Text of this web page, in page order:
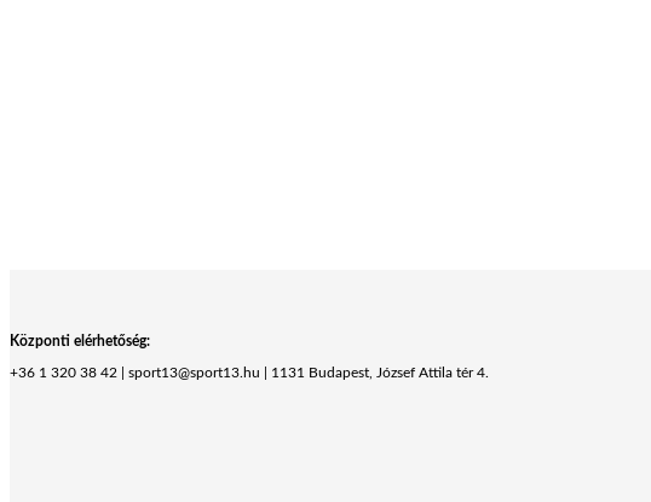
Központi elérhetőség:
+36 1 320 38 42 | sport13@sport13.hu | 1131 Budapest, József Attila tér 4.